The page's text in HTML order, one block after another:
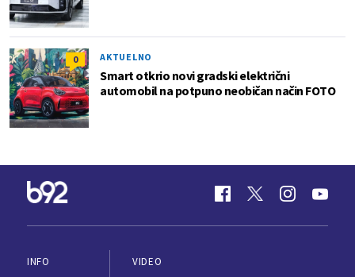
0 AKTUELNO
Smart otkrio novi gradski električni
automobil na potpuno neobičan način FOTO
INFO
VIDEO